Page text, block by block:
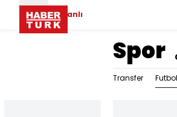
Canlı
Spor
Transfer Futbol